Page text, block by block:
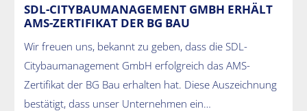
SDL-CITYBAUMANAGEMENT GMBH ERHÄLT
AMS-ZERTIFIKAT DER BG BAU
Wir freuen uns, bekannt zu geben, dass die SDL-
Citybaumanagement GmbH erfolgreich das AMS-
Zertifikat der BG Bau erhalten hat. Diese Auszeichnung
bestätigt, dass unser Unternehmen ein…